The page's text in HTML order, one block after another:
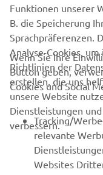
UNTERNEHMEN
B2B
MEHR YAMAHA
Funktionen unserer
B. die Speicherung
Sprachpräferenzen.
Analyse-Cookies,
Richtlinien der
erstellen, die uns
unsere Website
Dienstleistungen
verbessern.
Wenn Sie Ihre
Button geben,
Cookies und Social
Tracking/
relevante
Websites